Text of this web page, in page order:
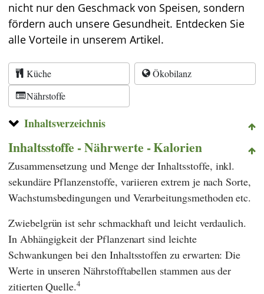
nicht nur den Geschmack von Speisen, sondern
fördern auch unsere Gesundheit. Entdecken Sie
alle Vorteile in unserem Artikel.
Küche
Ökobilanz
Nährstoffe
Inhaltsverzeichnis
Inhaltsstoffe - Nährwerte - Kalorien
Zusammensetzung und Menge der Inhaltsstoffe, inkl.
sekundäre Pflanzenstoffe, variieren extrem je nach Sorte,
Wachstumsbedingungen und Verarbeitungsmethoden etc.
Zwiebelgrün ist sehr schmackhaft und leicht verdaulich.
In Abhängigkeit der Pflanzenart sind leichte
Schwankungen bei den Inhaltsstoffen zu erwarten: Die
Werte in unseren Nährstofftabellen stammen aus der
zitierten Quelle.4